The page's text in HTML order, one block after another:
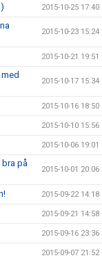
2015-10-25 17:40
2015-10-23 15:24
2015-10-21 19:51
2015-10-17 15:34
2015-10-16 18:50
2015-10-10 15:56
2015-10-06 19:01
bra på
2015-10-01 20:06
2015-09-22 14:18
2015-09-21 14:58
2015-09-16 23:36
2015-09-07 21:52